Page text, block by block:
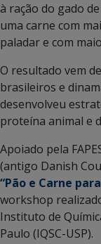
à ração do gado
uma carne com
paladar e com
O resultado vem
brasileiros e
desenvolveu
proteína animal e
Apoiado pela
(antigo Danish
“Pão e Carne
workshop
Instituto de
Paulo (IQSC-USP).